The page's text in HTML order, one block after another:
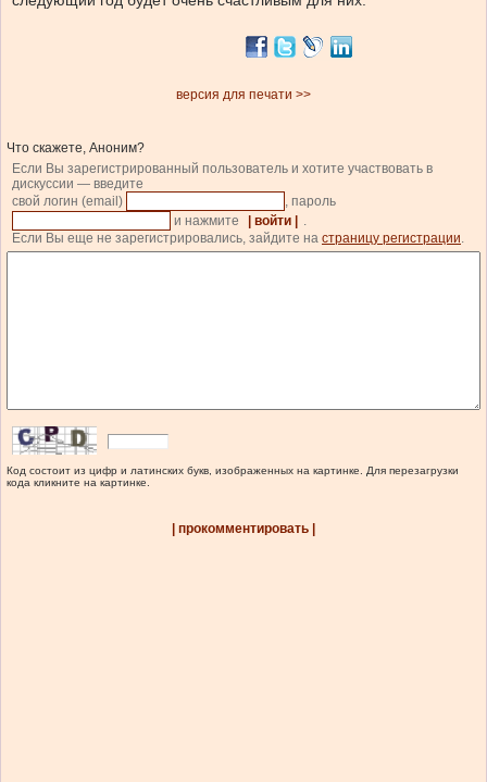
версия для печати >>
Что скажете, Аноним?
Если Вы зарегистрированный пользователь и хотите участвовать в
дискуссии — введите
свой логин (email)
, пароль
и нажмите
| войти |
.
Если Вы еще не зарегистрировались, зайдите на страницу регистрации.
Код состоит из цифр и латинских букв, изображенных на картинке. Для перезагрузки
кода кликните на картинке.
| прокомментировать |